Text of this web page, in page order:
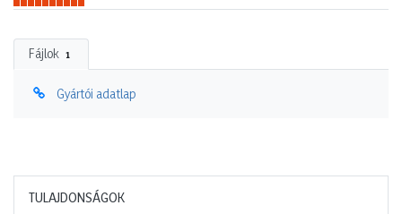
Fájlok 1
Gyártói adatlap
TULAJDONSÁGOK